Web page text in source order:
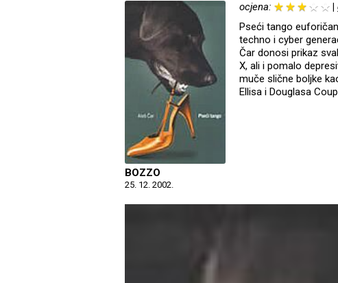
BOZZO
25. 12. 2002.
ocjena:
Pseći tango
techno i cyber
Čar donosi prikaz
X, ali i pomalo
muče slične boljke
Ellisa i Douglasa